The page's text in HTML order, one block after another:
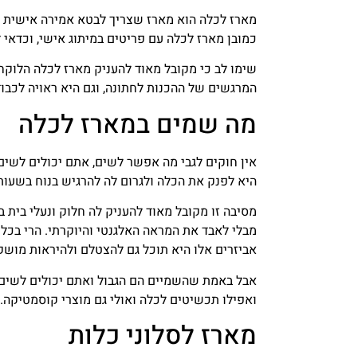
מארז לכלה הוא מארז שצריך לבטא אמירה
כמובן מארז לכלה עם פריטים במיתוג אישי,
שימו לב כי מקובל מאוד להעניק מארז לכלה
המרגשים של ההכנות לחתונה, וגם היא ראויה
מה שמים במארז לכלה
אין חוקים לגבי מה אפשר לשים, אתם יכולים
היא לפנק את הכלה ולגרום לה להרגיש בנוח
מסיבה זו מקובל מאוד להעניק לה חלוק ונעלי
מבלי לאבד את המראה האלגנטי והיוקרתי. הרי
אביזרים אלו היא תוכל גם להצטלם ולהיראות
אבל באמת שהשמיים הם הגבול ואתם יכולים
ואפילו תכשיטים לכלה ואולי גם מוצרי קוסמטיקה.
מארז לסלוני כלות